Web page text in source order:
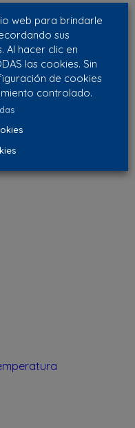
web para brindarle
sus
Al hacer clic en
las cookies. Sin
de cookies
controlado.